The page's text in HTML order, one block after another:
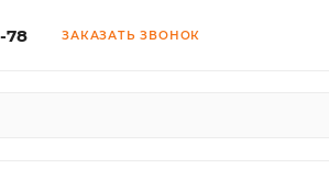
78 ЗАКАЗАТЬ ЗВОНОК